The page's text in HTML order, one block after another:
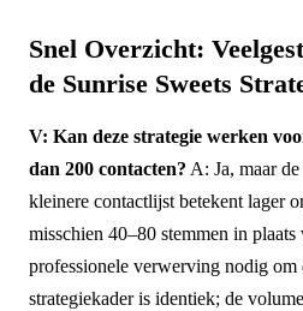
Snel Overzicht:
de Sunrise Sweets
V: Kan deze strategie werken
dan 200 contacten? A: Ja, maar
kleinere contactlijst betekent lager
misschien 40–80 stemmen in
professionele verwerving nodig om
strategiekader is identiek; de